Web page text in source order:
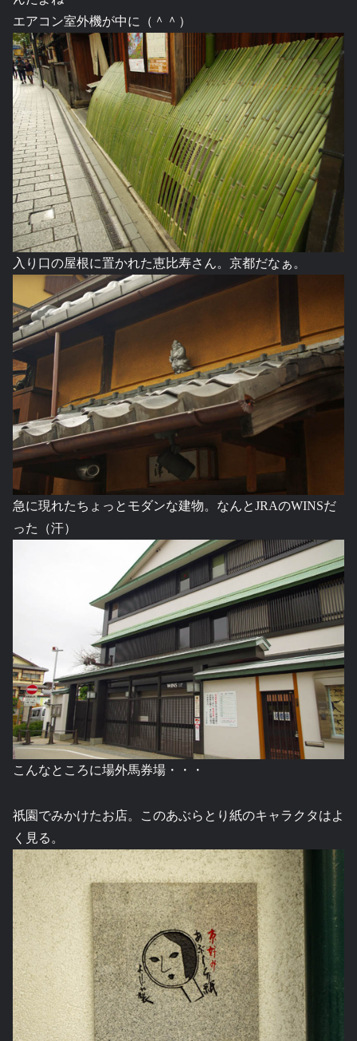
エアコン室外機が中に（＾＾）
入り口の屋根に置かれた恵比寿さん。京都だなぁ。
急に現れたちょっとモダンな建物。なんとJRAのWINSだ
った（汗）
こんなところに場外馬券場・・・
祇園でみかけたお店。このあぶらとり紙のキャラクタはよ
く見る。